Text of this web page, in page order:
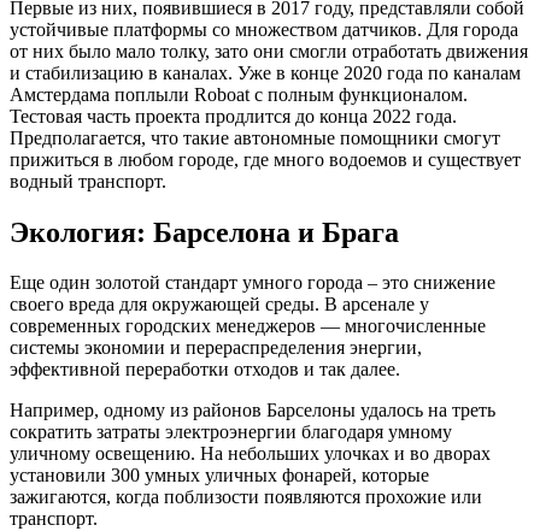
Первые из них, появившиеся в 2017 году, представляли собой
устойчивые платформы со множеством датчиков. Для города
от них было мало толку, зато они смогли отработать движения
и стабилизацию в каналах. Уже в конце 2020 года по каналам
Амстердама поплыли Roboat с полным функционалом.
Тестовая часть проекта продлится до конца 2022 года.
Предполагается, что такие автономные помощники смогут
прижиться в любом городе, где много водоемов и существует
водный транспорт.
Экология: Барселона и Брага
Еще один золотой стандарт умного города – это снижение
своего вреда для окружающей среды. В арсенале у
современных городских менеджеров — многочисленные
системы экономии и перераспределения энергии,
эффективной переработки отходов и так далее.
Например, одному из районов Барселоны удалось на треть
сократить затраты электроэнергии благодаря умному
уличному освещению. На небольших улочках и во дворах
установили 300 умных уличных фонарей, которые
зажигаются, когда поблизости появляются прохожие или
транспорт.